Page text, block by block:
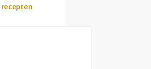
recepten